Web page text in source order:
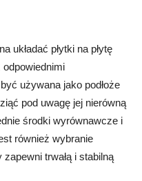
układać płytki na płytę
odpowiednimi
używana jako podłoże
pod uwagę jej nierówną
środki wyrównawcze i
również wybranie
trwałą i stabilną